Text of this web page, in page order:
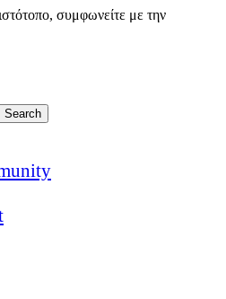
συμφωνείτε με την